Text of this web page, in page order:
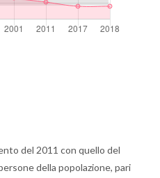
del 2011 con quello del
della popolazione, pari